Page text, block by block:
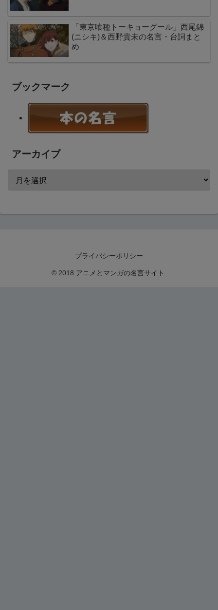
「東京喰種トーキョーグール」西尾錦
(ニシキ)＆西野貴未の名言・台詞まと
め
ブックマーク
アーカイブ
プライバシーポリシー
© 2018 アニメとマンガの名言サイト.